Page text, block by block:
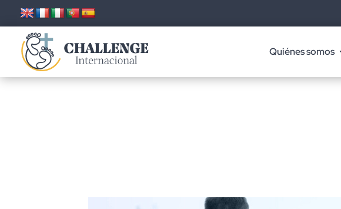
Quiénes somos